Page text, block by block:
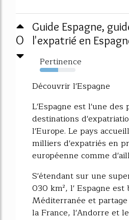
0
Guide Espagne,
l'expatrié en
Pertinence
52%
Découvrir l'Espagne
L'Espagne est l'une des
destinations
l'Europe. Le pays
milliers d'expatriés en
européenne comme
S'étendant sur une
030 km², l' Espagne
Méditerranée et
la France, l'Andorre et